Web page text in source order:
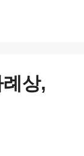
상,